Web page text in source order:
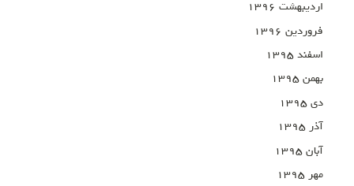
اردیبهشت ۱۳۹۶
فروردین ۱۳۹۶
اسفند ۱۳۹۵
بهمن ۱۳۹۵
دی ۱۳۹۵
آذر ۱۳۹۵
آبان ۱۳۹۵
مهر ۱۳۹۵